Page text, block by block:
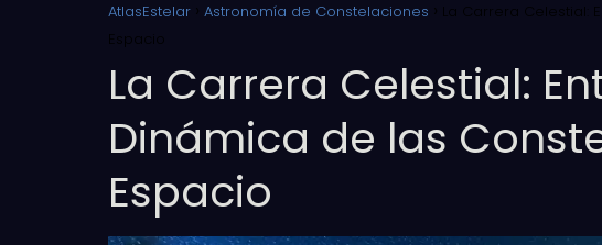
AtlasEstelar Astronomía de Constelaciones
La Carrera Celestial:
Espacio
La Carrera Celestial:
Dinámica de las
Espacio